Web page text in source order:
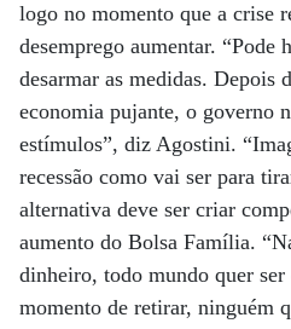
logo no momento que a crise
desemprego aumentar. “Pode
desarmar as medidas. Depois
economia pujante, o governo
estímulos”, diz Agostini.
recessão como vai ser para
alternativa deve ser criar
aumento do Bolsa Família.
dinheiro, todo mundo quer
momento de retirar, ninguém